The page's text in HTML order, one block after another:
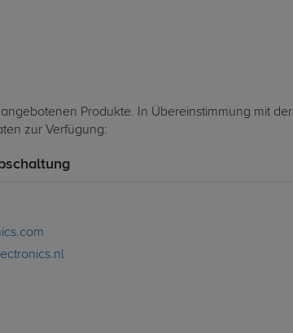
Produkte. In Übereinstimmung mit der
zur Verfügung: